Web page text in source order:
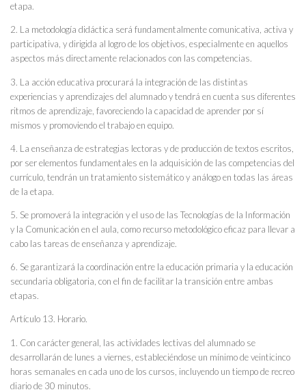
etapa.
2. La metodología didáctica será fundamentalmente comunicativa, activa y
participativa, y dirigida al logro de los objetivos, especialmente en aquellos
aspectos más directamente relacionados con las competencias.
3. La acción educativa procurará la integración de las distintas
experiencias y aprendizajes del alumnado y tendrá en cuenta sus diferentes
ritmos de aprendizaje, favoreciendo la capacidad de aprender por sí
mismos y promoviendo el trabajo en equipo.
4. La enseñanza de estrategias lectoras y de producción de textos escritos,
por ser elementos fundamentales en la adquisición de las competencias del
currículo, tendrán un tratamiento sistemático y análogo en todas las áreas
de la etapa.
5. Se promoverá la integración y el uso de las Tecnologías de la Información
y la Comunicación en el aula, como recurso metodológico eficaz para llevar a
cabo las tareas de enseñanza y aprendizaje.
6. Se garantizará la coordinación entre la educación primaria y la educación
secundaria obligatoria, con el fin de facilitar la transición entre ambas
etapas.
Artículo 13. Horario.
1. Con carácter general, las actividades lectivas del alumnado se
desarrollarán de lunes a viernes, estableciéndose un mínimo de veinticinco
horas semanales en cada uno de los cursos, incluyendo un tiempo de recreo
diario de 30 minutos.